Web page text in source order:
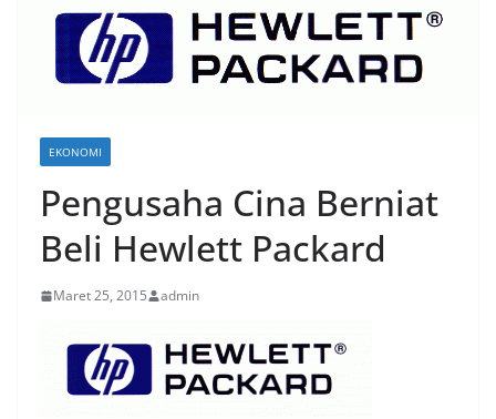
EKONOMI
Pengusaha Cina Berniat
Beli Hewlett Packard
Maret 25, 2015 admin